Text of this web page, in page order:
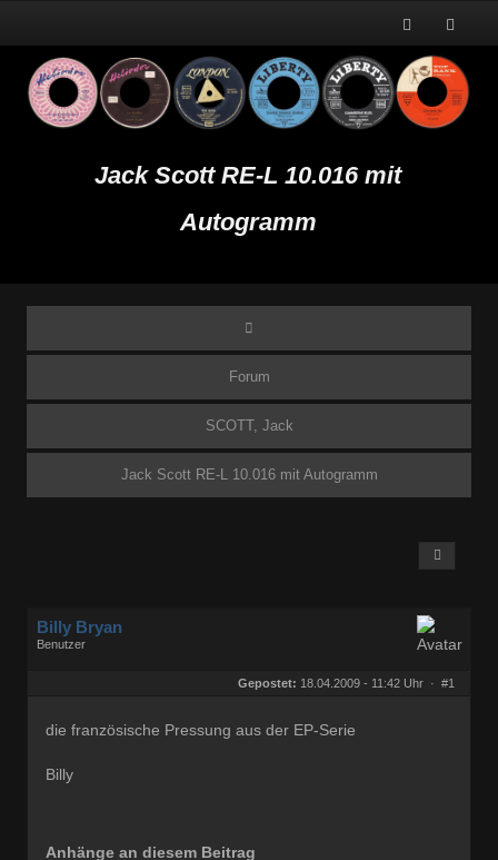
Jack Scott RE-L 10.016 mit
Autogramm
Forum
SCOTT, Jack
Jack Scott RE-L 10.016 mit Autogramm
Billy Bryan
Benutzer
Gepostet: 18.04.2009 - 11:42 Uhr · #1
die französische Pressung aus der EP-Serie
Billy
Anhänge an diesem Beitrag